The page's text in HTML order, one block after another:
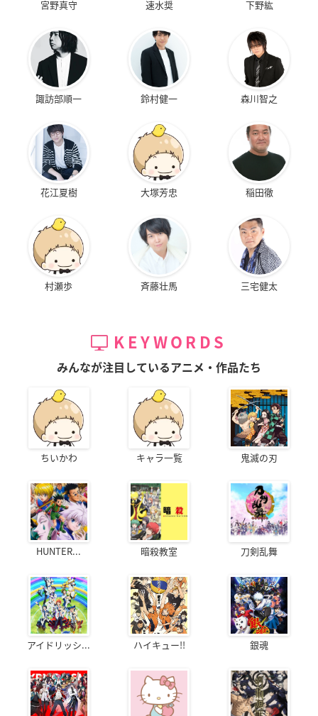
アニメイトで購入 アニメイトで購入（Gyu!）
Amazon
Amazonで購入 Amazonで購入（Gyu!）
Amazonで購入（セット買い）
ゲーマーズ
宮野真守 速水奨 下野紘
諏訪部順一 鈴村健一 森川智之
花江夏樹 大塚芳忠 稲田徹
村瀬歩 斉藤壮馬 三宅健太
KEYWORDS
みんなが注目しているアニメ・作品たち
ちいかわ キャラ一覧 鬼滅の刃
HUNTER... 暗殺教室 刀剣乱舞
アイドリッシ... ハイキュー!! 銀魂